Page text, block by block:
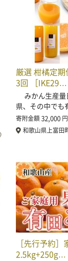
厳選 柑橘定
3回 ［IKE29…
みかん生産量
県、その中で
寄附金額32,000 円
和歌山県上富田
［先行予約
2.5kg+250g…